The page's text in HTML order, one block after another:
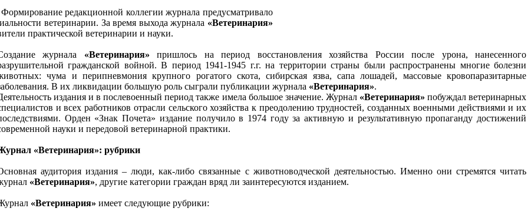
редакционной коллегии журнала предусматривало
ветеринарии. За время выхода журнала «Ветеринария»
практической ветеринарии и науки.
журнала «Ветеринария» пришлось на период восстановления хозяйства России после урона, нанесенного
гражданской войной. В период 1941-1945 г.г. на территории страны были распространены многие болезни
чума и перипневмония крупного рогатого скота, сибирская язва, сапа лошадей, массовые кровопаразитарные
В их ликвидации большую роль сыграли публикации журнала «Ветеринария».
издания и в послевоенный период также имела большое значение. Журнал «Ветеринария» побуждал ветеринарных
и всех работников отрасли сельского хозяйства к преодолению трудностей, созданных военными действиями и их
Орден «Знак Почета» издание получило в 1974 году за активную и результативную пропаганду достижений
науки и передовой ветеринарной практики.
«Ветеринария»: рубрики
аудитория издания – люди, как-либо связанные с животноводческой деятельностью. Именно они стремятся читать
«Ветеринария», другие категории граждан вряд ли заинтересуются изданием.
«Ветеринария» имеет следующие рубрики: